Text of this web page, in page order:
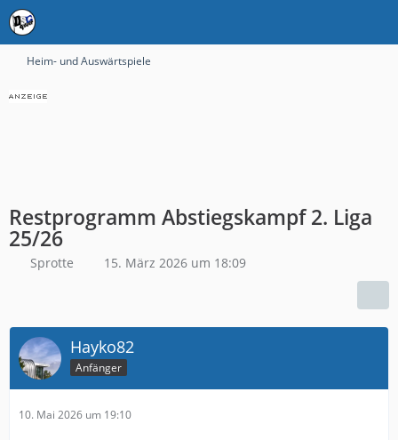
Heim- und Auswärtspiele
Restprogramm Abstiegskampf 2. Liga
25/26
Sprotte 15. März 2026 um 18:09
Hayko82
Anfänger
10. Mai 2026 um 19:10